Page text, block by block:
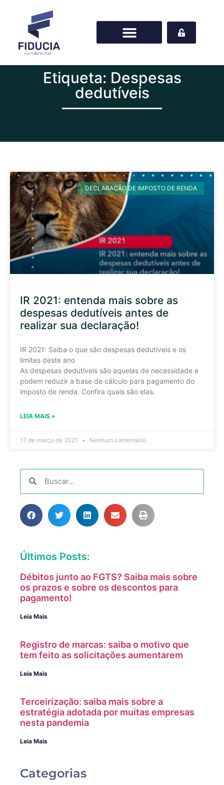
Etiqueta: Despesas
dedutíveis
DECLARAÇÃO DE IMPOSTO DE RENDA
IR 2021: entenda mais sobre as
despesas dedutíveis antes de
realizar sua declaração!
IR 2021: Saiba o que são despesas dedutíveis e os
limites deste ano
As despesas dedutíveis são aquelas de necessidade e
podem reduzir a base de cálculo para pagamento do
imposto de renda. Confira quais são elas.
LEIA MAIS »
17 de março de 2021 Nenhum comentário
Últimos Posts:
Débitos junto ao FGTS? Saiba mais sobre
os prazos e sobre os descontos para
pagamento!
Leia Mais
Registro de marcas: saiba o motivo que
tem feito as solicitações aumentarem
Leia Mais
Terceirização: saiba mais sobre a
estratégia adotada por muitas empresas
nesta pandemia
Leia Mais
Categorias